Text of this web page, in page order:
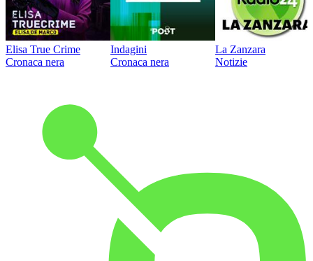
Elisa True Crime
Cronaca nera
Indagini
Cronaca nera
La Zanzara
Notizie